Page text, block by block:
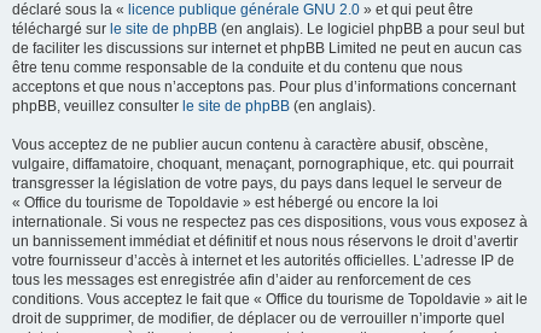
déclaré sous la « licence publique générale GNU 2.0 » et qui peut être
téléchargé sur le site de phpBB (en anglais). Le logiciel phpBB a pour seul but
de faciliter les discussions sur internet et phpBB Limited ne peut en aucun cas
être tenu comme responsable de la conduite et du contenu que nous
acceptons et que nous n’acceptons pas. Pour plus d’informations concernant
phpBB, veuillez consulter le site de phpBB (en anglais).
Vous acceptez de ne publier aucun contenu à caractère abusif, obscène,
vulgaire, diffamatoire, choquant, menaçant, pornographique, etc. qui pourrait
transgresser la législation de votre pays, du pays dans lequel le serveur de
« Office du tourisme de Topoldavie » est hébergé ou encore la loi
internationale. Si vous ne respectez pas ces dispositions, vous vous exposez à
un bannissement immédiat et définitif et nous nous réservons le droit d’avertir
votre fournisseur d’accès à internet et les autorités officielles. L’adresse IP de
tous les messages est enregistrée afin d’aider au renforcement de ces
conditions. Vous acceptez le fait que « Office du tourisme de Topoldavie » ait le
droit de supprimer, de modifier, de déplacer ou de verrouiller n’importe quel